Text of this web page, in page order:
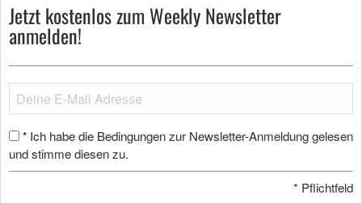
Jetzt kostenlos zum Weekly Newsletter
anmelden!
* Ich habe die Bedingungen zur Newsletter-Anmeldung gelesen
und stimme diesen zu.
* Pflichtfeld